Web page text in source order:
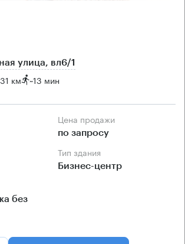
улица, вл6/1
км ~13 мин
Цена продажи
по запросу
Тип здания
Бизнес-центр
без